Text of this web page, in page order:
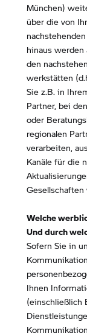
München)
über die von
hinaus werden
den
werkstätten
Sie z.B. in
Partner, bei
oder
regionalen
verarbeiten,
Kanäle für die
Welche
Und durch
Sofern Sie in
Ihnen
(einschließlich